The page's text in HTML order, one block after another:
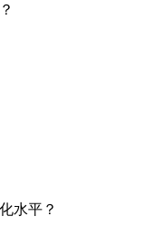
实力
水平？